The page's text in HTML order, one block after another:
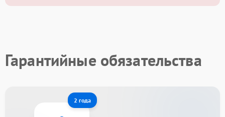
Гарантийные обязательства
2 года